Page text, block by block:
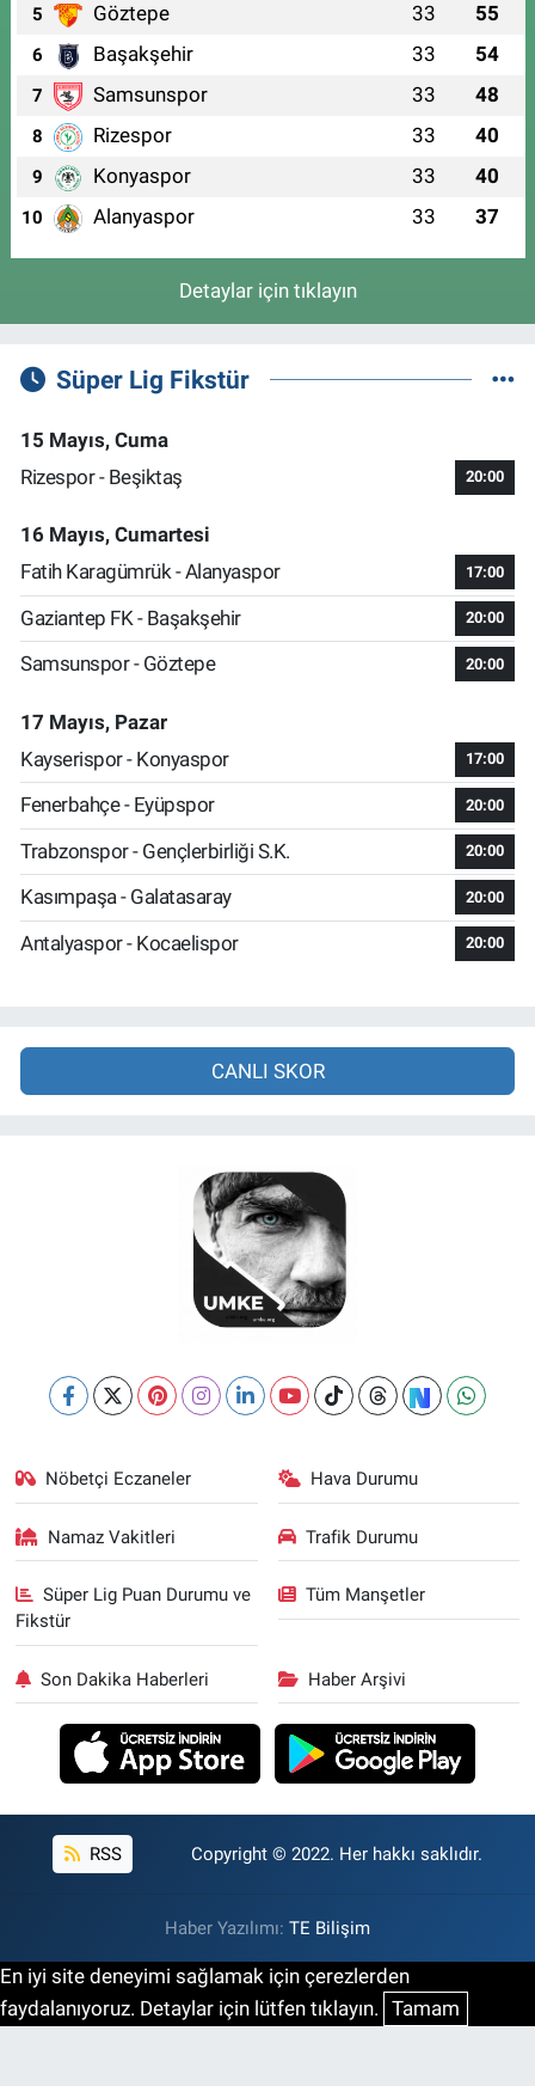
5 Göztepe 33 55
6 Başakşehir 33 54
7 Samsunspor 33 48
8 Rizespor 33 40
9 Konyaspor 33 40
10 Alanyaspor 33 37
Detaylar için tıklayın
Süper Lig Fikstür
15 Mayıs, Cuma
Rizespor - Beşiktaş
20:00
16 Mayıs, Cumartesi
Fatih Karagümrük - Alanyaspor
17:00
Gaziantep FK - Başakşehir 20:00
Samsunspor - Göztepe 20:00
17 Mayıs, Pazar
Kayserispor - Konyaspor
17:00
Fenerbahçe - Eyüpspor 20:00
Trabzonspor - Gençlerbirliği S.K. 20:00
Kasımpaşa - Galatasaray 20:00
Antalyaspor - Kocaelispor 20:00
CANLI SKOR
Nöbetçi Eczaneler Hava Durumu
Namaz Vakitleri Trafik Durumu
Süper Lig Puan Durumu ve
Fikstür
Tüm Manşetler
Son Dakika Haberleri Haber Arşivi
RSS Copyright © 2022. Her hakkı saklıdır.
Haber Yazılımı: TE Bilişim
En iyi site deneyimi sağlamak için çerezlerden
faydalanıyoruz. Detaylar için lütfen tıklayın. Tamam